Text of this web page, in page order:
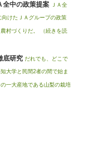
全中の政策提案 ＪＡ全
けたＪＡグループの政策
村づくりだ。 （続きを読
底研究 だれでも、どこで
大学と民間2者の間で始ま
一大産地である山梨の栽培